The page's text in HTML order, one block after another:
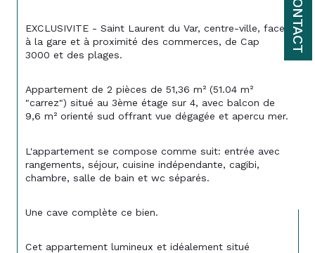
CONTACT
EXCLUSIVITE - Saint Laurent du Var, centre-ville, face
à la gare et à proximité des commerces, de Cap
3000 et des plages.
Appartement de 2 pièces de 51,36 m² (51.04 m²
"carrez") situé au 3ème étage sur 4, avec balcon de
9,6 m² orienté sud offrant vue dégagée et apercu mer.
L'appartement se compose comme suit: entrée avec
rangements, séjour, cuisine indépendante, cagibi,
chambre, salle de bain et wc séparés.
Une cave complète ce bien.
Cet appartement lumineux et idéalement situé